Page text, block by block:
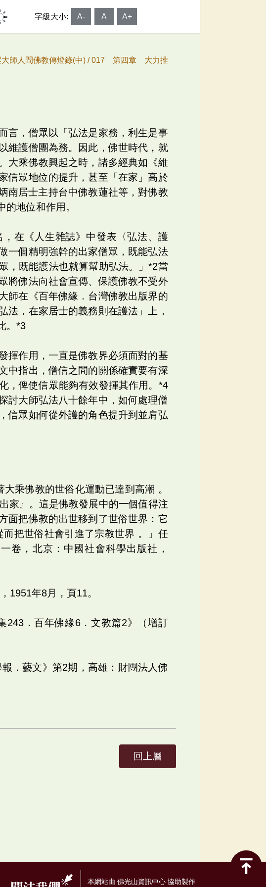
字級大小: A- A A+
大師人間佛教傳燈錄(中) /017 第四章 大力推
言，僧眾以「弘法是家務，利生是事
維護僧團為務。因此，佛世時代，就
大乘佛教興起之時，諸多經典如《維
信眾地位的提升，甚至「在家」高於
南居士主持台中佛教蓮社等，對佛教
地位和作用。
在《人生雜誌》中發表〈弘法、護
一個精明強幹的出家僧眾，既能弘法
，既能護法也就算幫助弘法。」*2當
將佛法向社會宣傳、保護佛教不受外
師在《百年佛緣．台灣佛教出版界的
法，在家居士的義務則在護法」上，
。*3
揮作用，一直是佛教界必須面對的基
中指出，僧信之間的關係確實要有深
，俾使信眾能夠有效發揮其作用。*4
討大師弘法八十餘年中，如何處理僧
信眾如何從外護的角色提升到並肩弘
乘佛教的世俗化運動已達到高潮 。
家』。這是佛教發展中的一個值得注
把佛教的出世移到了世俗世界：它
把世俗社會引進了宗教世界 。」任
卷，北京：中國社會科學出版社，
1951年8月，頁11。
243．百年佛緣6．文教篇2》（增訂
．藝文》第2期，高雄：財團法人佛
回上層
本網站由 佛光山資訊中心 協助製作